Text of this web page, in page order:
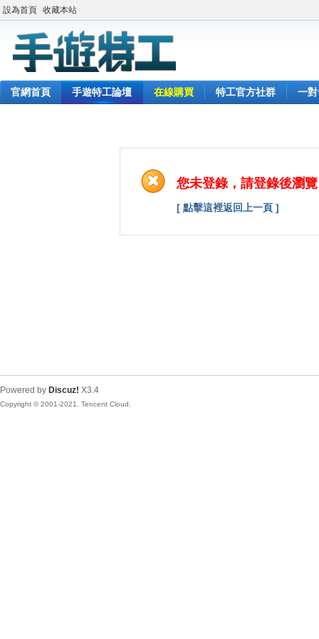
設為首頁 收藏本站
官網首頁 手遊特工論壇 在線購買 特工官方社群 一
您未登錄，請登錄後瀏
[ 點擊這裡返回上一頁 ]
Powered by Discuz! X3.4
Copyright © 2001-2021, Tencent Cloud.